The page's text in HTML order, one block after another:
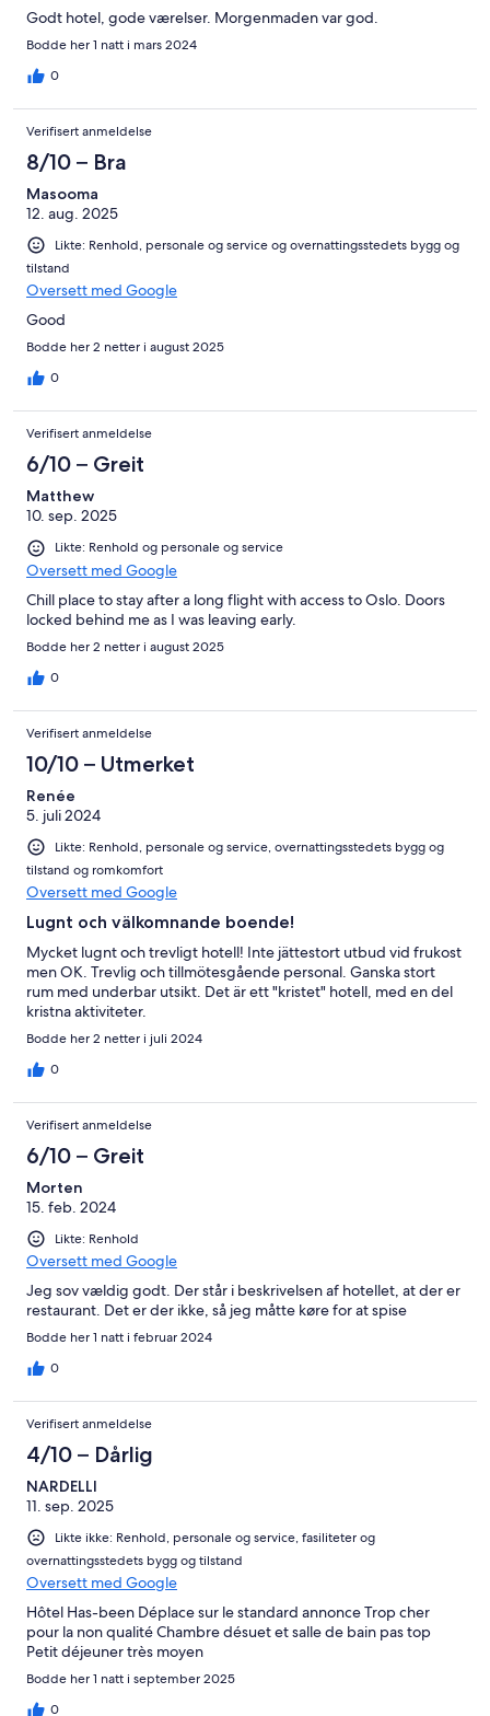
Godt hotel, gode værelser. Morgenmaden var god.
Bodde her 1 natt i mars 2024
0
Verifisert anmeldelse
8/10 – Bra
Masooma
12. aug. 2025
Likte: Renhold, personale og service og overnattingsstedets bygg og
tilstand
Oversett med Google
Good
Bodde her 2 netter i august 2025
0
Verifisert anmeldelse
6/10 – Greit
Matthew
10. sep. 2025
Likte: Renhold og personale og service
Oversett med Google
Chill place to stay after a long flight with access to Oslo. Doors
locked behind me as I was leaving early.
Bodde her 2 netter i august 2025
0
Verifisert anmeldelse
10/10 – Utmerket
Renée
5. juli 2024
Likte: Renhold, personale og service, overnattingsstedets bygg og
tilstand og romkomfort
Oversett med Google
Lugnt och välkomnande boende!
Mycket lugnt och trevligt hotell! Inte jättestort utbud vid frukost
men OK. Trevlig och tillmötesgående personal. Ganska stort
rum med underbar utsikt. Det är ett "kristet" hotell, med en del
kristna aktiviteter.
Bodde her 2 netter i juli 2024
0
Verifisert anmeldelse
6/10 – Greit
Morten
15. feb. 2024
Likte: Renhold
Oversett med Google
Jeg sov vældig godt. Der står i beskrivelsen af hotellet, at der er
restaurant. Det er der ikke, så jeg måtte køre for at spise
Bodde her 1 natt i februar 2024
0
Verifisert anmeldelse
4/10 – Dårlig
NARDELLI
11. sep. 2025
Likte ikke: Renhold, personale og service, fasiliteter og
overnattingsstedets bygg og tilstand
Oversett med Google
Hôtel Has-been Déplace sur le standard annonce Trop cher
pour la non qualité Chambre désuet et salle de bain pas top
Petit déjeuner très moyen
Bodde her 1 natt i september 2025
0